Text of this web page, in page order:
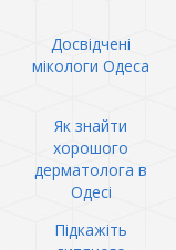
Досвідчені
мікологи Одеса
Як знайти
хорошого
дерматолога в
Одесі
Підкажіть